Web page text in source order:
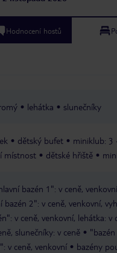
Hodnocení hostů
lehátka slunečníky
dětský bufet miniklub: 3
místnost dětské hřiště
bazén 1": v ceně,
bazén 2": v ceně, venkovní,
v ceně, venkovní, lehátka: v
slunečníky: v ceně
v ceně, venkovní
bazény